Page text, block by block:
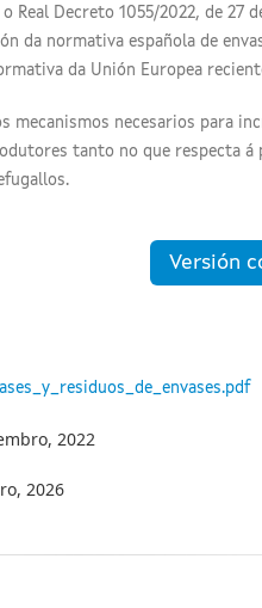
o Real Decreto 1055/2022, de
da normativa española de
da Unión Europea
mecanismos necesarios para
tanto no que respecta
Versión
2022
2026